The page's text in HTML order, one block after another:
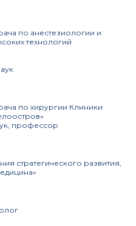
по анестезиологии и
технологий
по хирургии Клиники
профессор
стратегического развития,